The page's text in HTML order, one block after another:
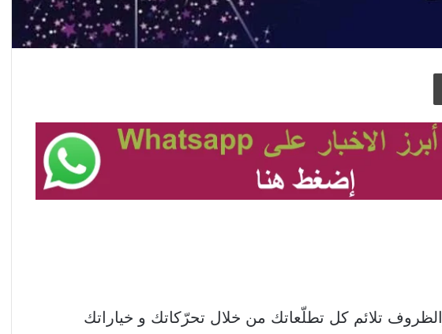
طباعة
تلائم كل تطلّعاتك من خلال تحرّكاتك و خياراتك